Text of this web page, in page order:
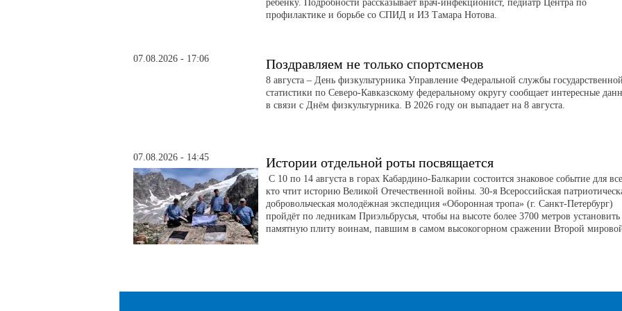
ребёнку. Подробности рассказывает врач-инфекционист, педиатр Центра по
профилактике и борьбе со СПИД и ИЗ Тамара Нотова.
07.08.2026 - 17:06 Поздравляем не только спортсменов
8 августа – День физкультурника Управление Федеральной службы государственной
статистики по Северо-Кавказскому федеральному округу сообщает интересные
в связи с Днём физкультурника. В 2026 году он выпадает на 8 августа.
07.08.2026 - 14:45 Истории отдельной роты посвящается
С 10 по 14 августа в горах Кабардино-Балкарии состоится знаковое событие для
кто чтит историю Великой Отечественной войны. 30-я Всероссийская
добровольческая молодёжная экспедиция «Оборонная тропа» (г. Санкт-Петербург)
пройдёт по ледникам Приэльбрусья, чтобы на высоте более 3700 метров установить
памятную плиту воинам, павшим в самом высокогорном сражении Второй